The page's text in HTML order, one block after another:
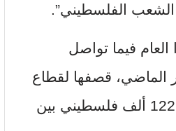
الشعب الفلسطيني”.
فيما تواصل
منذ 7 أكتوبر الماضي، قصفها لقطاع
غزة، مخلفة أكثر من 122 ألف فلسطيني بين